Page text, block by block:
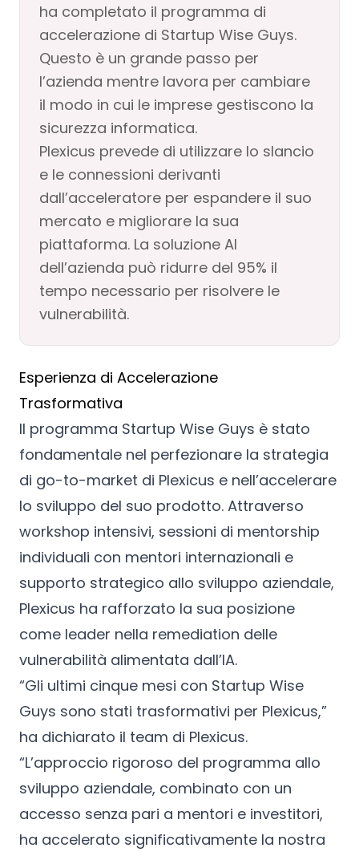
ha completato il programma di
accelerazione di Startup Wise Guys.
Questo è un grande passo per
l’azienda mentre lavora per cambiare
il modo in cui le imprese gestiscono la
sicurezza informatica.
Plexicus prevede di utilizzare lo slancio
e le connessioni derivanti
dall’acceleratore per espandere il suo
mercato e migliorare la sua
piattaforma. La soluzione AI
dell’azienda può ridurre del 95% il
tempo necessario per risolvere le
vulnerabilità.
Esperienza di Accelerazione
Trasformativa
Il programma Startup Wise Guys è stato
fondamentale nel perfezionare la strategia
di go-to-market di Plexicus e nell’accelerare
lo sviluppo del suo prodotto. Attraverso
workshop intensivi, sessioni di mentorship
individuali con mentori internazionali e
supporto strategico allo sviluppo aziendale,
Plexicus ha rafforzato la sua posizione
come leader nella remediation delle
vulnerabilità alimentata dall’IA.
“Gli ultimi cinque mesi con Startup Wise
Guys sono stati trasformativi per Plexicus,”
ha dichiarato il team di Plexicus.
“L’approccio rigoroso del programma allo
sviluppo aziendale, combinato con un
accesso senza pari a mentori e investitori,
ha accelerato significativamente la nostra